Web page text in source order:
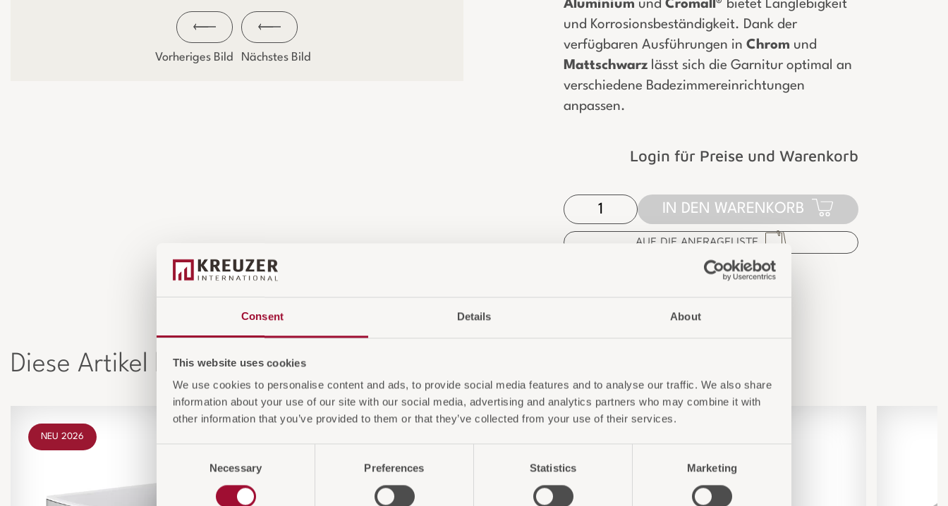
Consent Details About
This website uses cookies
We use cookies to personalise content and ads, to provide social media features and to analyse our traffic. We also share
information about your use of our site with our social media, advertising and analytics partners who may combine it with
other information that you’ve provided to them or that they’ve collected from your use of their services.
Necessary Preferences Statistics Marketing
Vorheriges Bild Nächstes Bild
Aluminium und Cromall® bietet Langlebigkeit
und Korrosionsbeständigkeit. Dank der
verfügbaren Ausführungen in Chrom und
Mattschwarz lässt sich die Garnitur optimal an
verschiedene Badezimmereinrichtungen
anpassen.
Login für Preise und Warenkorb
IN DEN WARENKORB
AUF DIE ANFRAGELISTE
Diese Artikel könnten Sie auch interessieren
NEU 2026